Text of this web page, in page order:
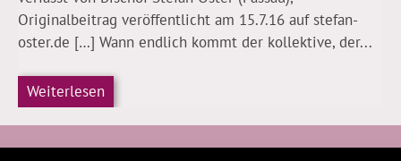
Originalbeitrag veröffentlicht am 15.7.16 auf stefan-
oster.de […] Wann endlich kommt der kollektive, der...
Weiterlesen